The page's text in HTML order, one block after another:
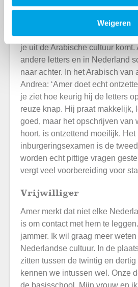
Weigeren
Samen met zijn taalcoach
vrijwilliger via het
hard aan zijn Nederlands. Dat
je uit de Arabische cultuur komt.
andere letters en in Nederland
naar achter. In het Arabisch van
Andrea: ‘Amer doet echt
je ziet hoe keurig hij de letters
reuze knap. Hij praat makkelijk,
goed, maar het opschrijven van
hoort, is ontzettend moeilijk. Het
inburgeringsexamen is de
worden echt pittige vragen
vergt veel voorbereiding voor
Vrijwilliger
Amer merkt dat niet elke
is om contact met hem te
jammer. Ik wil graag meer
Nederlandse cultuur. In de
zitten tussen de twintig en
kennen we intussen wel. Onze
de basisschool. Mijn vrouw en